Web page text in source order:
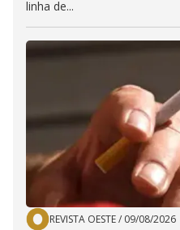
linha de...
REVISTA OESTE/ 09/08/2026